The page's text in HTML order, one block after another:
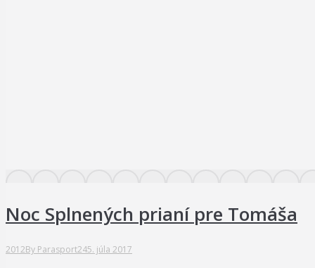
Noc Splnených prianí pre Tomáša
2012By Parasport245. júla 2017